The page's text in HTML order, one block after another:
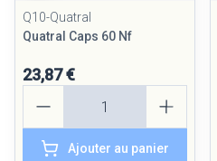
Q10-Quatral
Quatral Caps 60 Nf
23,87 €
Ajouter au panier